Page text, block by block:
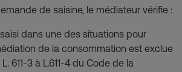
de saisine, le médiateur vérifie :
saisi dans une des situations pour
de la consommation est exclue
611-3 à L.611-4 du Code de la